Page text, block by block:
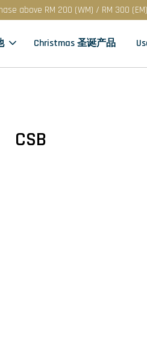
above RM 200 (WM) / RM 300 (EM)
Christmas 圣诞产品
CSB